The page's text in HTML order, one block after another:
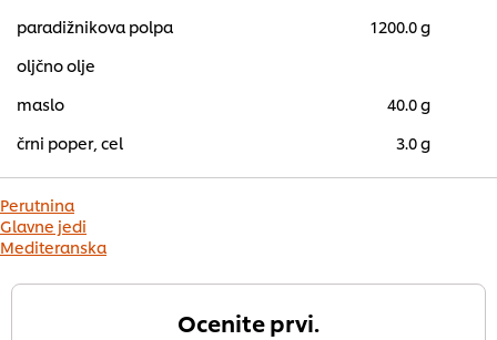
paradižnikova polpa
1200.0 g
oljčno olje
maslo
40.0 g
črni poper, cel
3.0 g
Perutnina
Glavne jedi
Mediteranska
Ocenite prvi.